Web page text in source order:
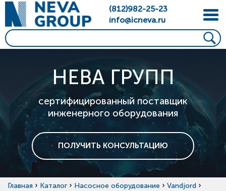
(812)982-25-23
info@icneva.ru
НЕВА ГРУПП
сертифицированный поставщик
инженерного оборудования
ПОЛУЧИТЬ КОНСУЛЬТАЦИЮ
Главная › Каталог › Насосное оборудование › Vandjord ›